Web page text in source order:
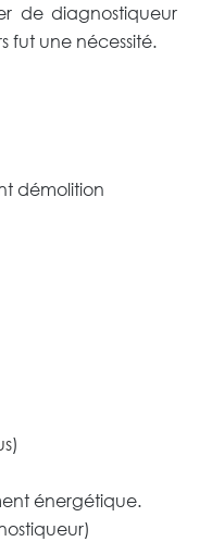
de diagnostiqueur
fut une nécessité.
démolition
)
énergétique.